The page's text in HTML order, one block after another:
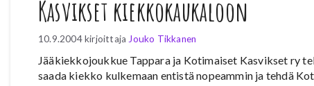
Kasvikset kiekkokaukaloon
10.9.2004 kirjoittaja Jouko Tikkanen
Jääkiekkojoukkue Tappara ja Kotimaiset Kasvikset ry
saada kiekko kulkemaan entistä nopeammin ja tehdä